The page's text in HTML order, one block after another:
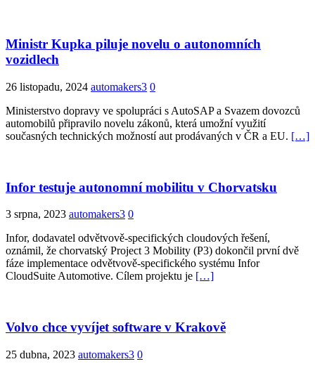
Ministr Kupka piluje novelu o autonomních
vozidlech
26 listopadu, 2024 automakers3 0
Ministerstvo dopravy ve spolupráci s AutoSAP a Svazem dovozců
automobilů připravilo novelu zákonů, která umožní využití
současných technických možností aut prodávaných v ČR a EU. […]
Infor testuje autonomní mobilitu v Chorvatsku
3 srpna, 2023 automakers3 0
Infor, dodavatel odvětvově-specifických cloudových řešení,
oznámil, že chorvatský Project 3 Mobility (P3) dokončil první dvě
fáze implementace odvětvově-specifického systému Infor
CloudSuite Automotive. Cílem projektu je […]
Volvo chce vyvíjet software v Krakově
25 dubna, 2023 automakers3 0